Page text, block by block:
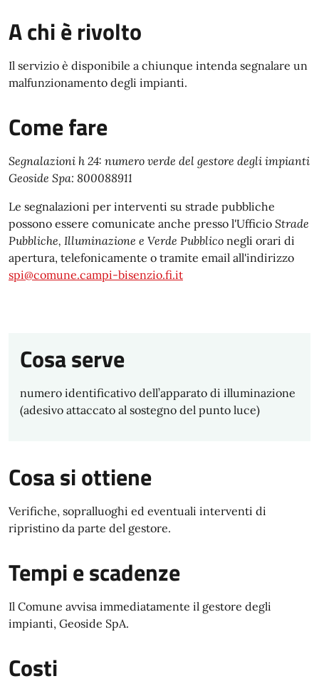
A chi è rivolto
Il servizio è disponibile a chiunque intenda segnalare un
malfunzionamento degli impianti.
Come fare
Segnalazioni h 24: numero verde del gestore degli impianti
Geoside Spa: 800088911
Le segnalazioni per interventi su strade pubbliche
possono essere comunicate anche presso l'Ufficio Strade
Pubbliche, Illuminazione e Verde Pubblico negli orari di
apertura, telefonicamente o tramite email all'indirizzo
spi@comune.campi-bisenzio.fi.it
Cosa serve
numero identificativo dell’apparato di illuminazione
(adesivo attaccato al sostegno del punto luce)
Cosa si ottiene
Verifiche, sopralluoghi ed eventuali interventi di
ripristino da parte del gestore.
Tempi e scadenze
Il Comune avvisa immediatamente il gestore degli
impianti, Geoside SpA.
Costi